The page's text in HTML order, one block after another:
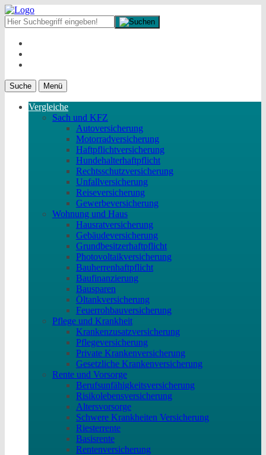
Suche Menü
Vergleiche
Sach und KFZ
Autoversicherung
Motorradversicherung
Haftpflichtversicherung
Hundehalterhaftpflicht
Rechtsschutzversicherung
Unfallversicherung
Reiseversicherung
Gewerbeversicherung
Wohnung und Haus
Hausratversicherung
Gebäudeversicherung
Grundbesitzerhaftpflicht
Photovoltaikversicherung
Bauherrenhaftpflicht
Baufinanzierung
Bausparen
Öltankversicherung
Feuerrohbauversicherung
Pflege und Krankheit
Krankenzusatzversicherung
Pflegeversicherung
Private Krankenversicherung
Gesetzliche Krankenversicherung
Rente und Vorsorge
Berufs­unfähigkeitsversicherung
Risikolebensversicherung
Altersvorsorge
Schwere Krankheiten Versicherung
Riesterrente
Basisrente
Rentenversicherung